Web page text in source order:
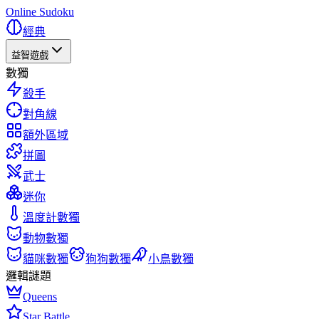
Online Sudoku
經典
益智遊戲
數獨
殺手
對角線
額外區域
拼圖
武士
迷你
溫度計數獨
動物數獨
貓咪數獨
狗狗數獨
小鳥數獨
邏輯謎題
Queens
Star Battle